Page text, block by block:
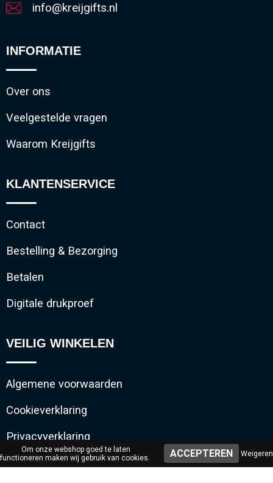
info@kreijgifts.nl
INFORMATIE
Over ons
Veelgestelde vragen
Waarom Kreijgifts
KLANTENSERVICE
Contact
Bestelling & Bezorging
Betalen
Digitale drukproef
VEILIG WINKELEN
Algemene voorwaarden
Cookieverklaring
Privacyverklaring
Disclaimer
Om onze webshop goed te laten
functioneren maken wij gebruik van cookies.
Weigeren